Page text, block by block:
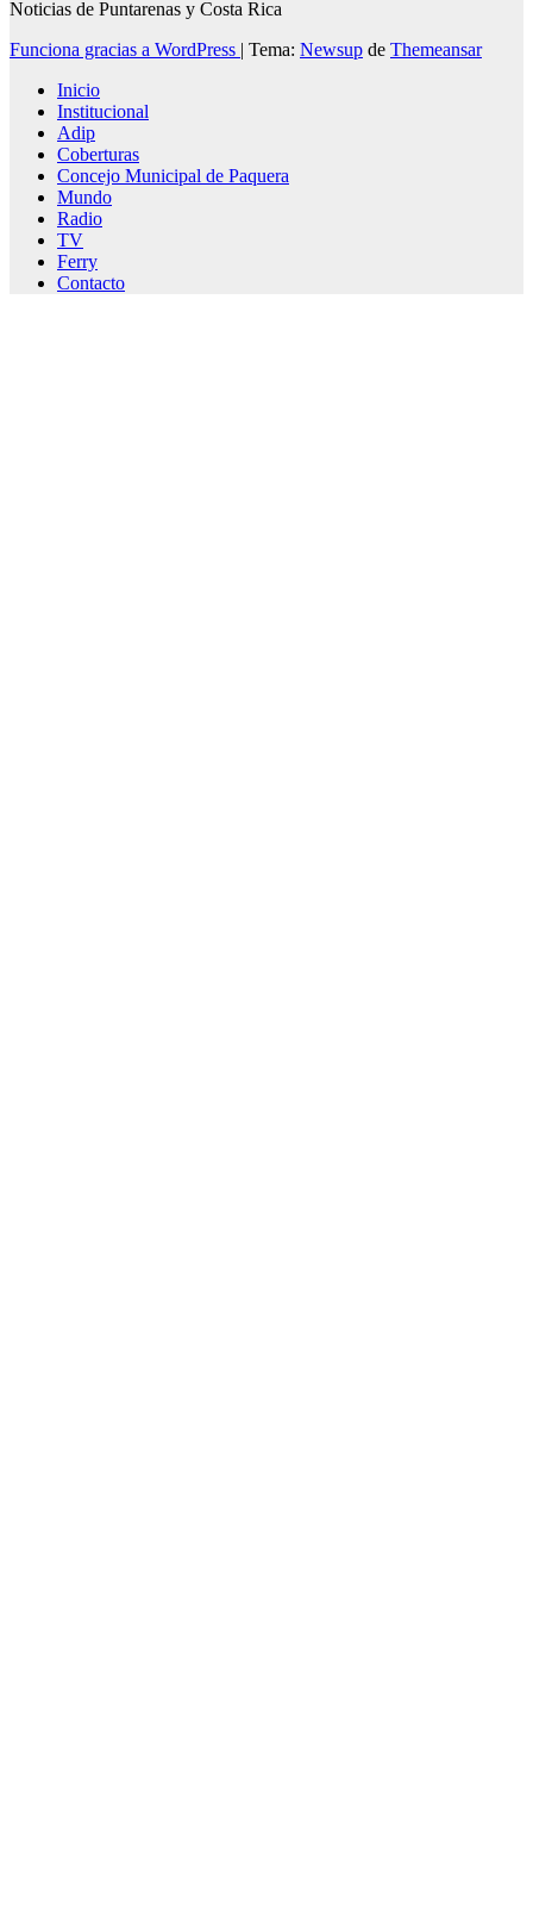
Noticias de Puntarenas y Costa Rica
Funciona gracias a WordPress | Tema: Newsup de Themeansar
Inicio
Institucional
Adip
Coberturas
Concejo Municipal de Paquera
Mundo
Radio
TV
Ferry
Contacto